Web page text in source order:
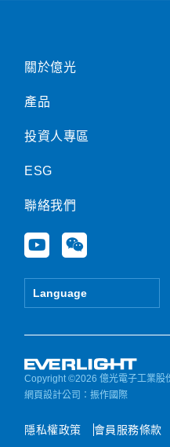
關於億光
產品
投資人專區
ESG
聯絡我們
Y
o
u
e
W
e
i
Language
Copyright ©2026 億光電子工業股
網頁設計公司 ：振作國際
隱私權政策 會員服務條款